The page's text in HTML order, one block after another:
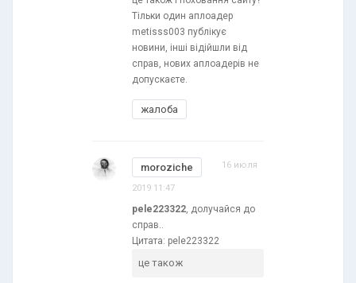
Тільки один аплоадер
metisss003 публікує
новини, інші відійшли від
справ, нових аплоадерів не
допускаєте.
жалоба
moroziche 16 июля
2019 11:47
pele223322, долучайся до
справ..
Цитата: pele223322
це також